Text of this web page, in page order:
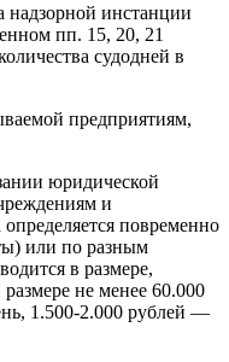
надзорной инстанции
пп. 15, 20, 21
судодней в
предприятиям,
юридической
и
определяется повременно
или по разным
в размере,
не менее 60.000
1.500-2.000 рублей —